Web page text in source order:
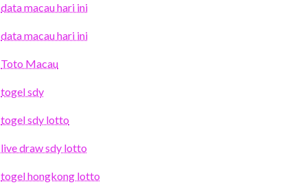
data macau hari ini
data macau hari ini
Toto Macau
togel sdy
togel sdy lotto
live draw sdy lotto
togel hongkong lotto